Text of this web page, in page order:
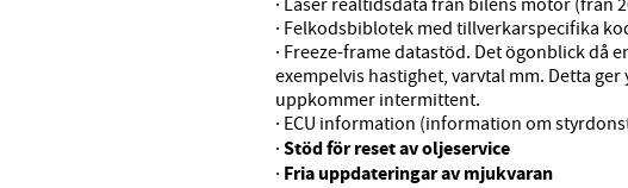
· Läser realtidsdata från bilens motor (från
· Felkodsbiblotek med tillverkarspecifika
· Freeze-frame datastöd. Det ögonblick då
exempelvis hastighet, varvtal mm. Detta
uppkommer intermittent.
· ECU information (information om
· Stöd för reset av oljeservice
· Fria uppdateringar av mjukvaran